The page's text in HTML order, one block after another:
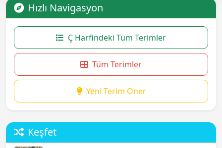
Hızlı Navigasyon
Ç Harfindeki Tüm Terimler
Tüm Terimler
Yeni Terim Öner
Keşfet